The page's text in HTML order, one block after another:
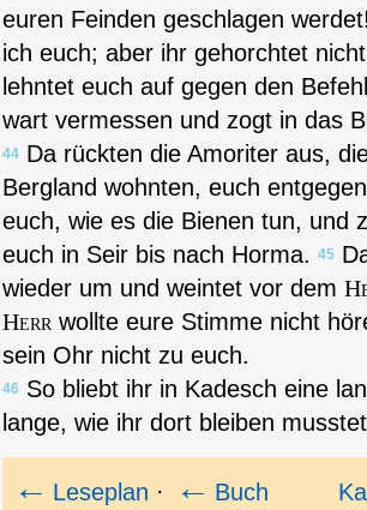
euren Feinden geschlagen werdet!
ich euch; aber ihr gehorchtet
lehntet euch auf gegen den
wart vermessen und zogt in das
44 Da rückten die Amoriter aus,
Bergland wohnten, euch
euch, wie es die Bienen tun, und
euch in Seir bis nach Horma. 45
wieder um und weintet vor dem
Herrwollte eure Stimme nicht
sein Ohr nicht zu euch.
46 So bliebt ihr in Kadesch eine
lange, wie ihr dort bleiben
← Leseplan · ← Buch